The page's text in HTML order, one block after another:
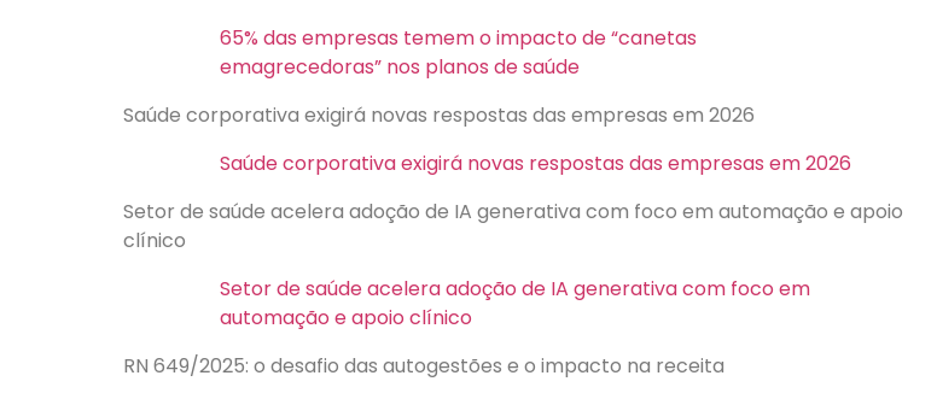
65% das empresas temem o impacto de “canetas
emagrecedoras” nos planos de saúde
Saúde corporativa exigirá novas respostas das empresas em 2026
Saúde corporativa exigirá novas respostas das empresas em 2026
Setor de saúde acelera adoção de IA generativa com foco em automação e apoio
clínico
Setor de saúde acelera adoção de IA generativa com foco em
automação e apoio clínico
RN 649/2025: o desafio das autogestões e o impacto na receita